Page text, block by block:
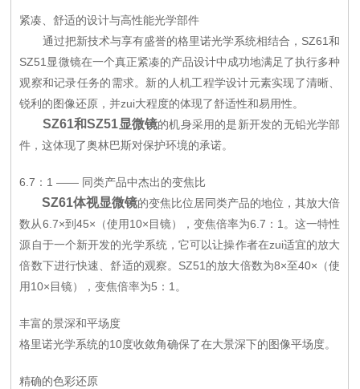
紧凑、舒适的设计与高性能光学部件
通过把新技术与享有盛誉的格里诺光学系统相结合，SZ61和
SZ51显微镜在一个真正紧凑的产品设计中成功地满足了执行多种
观察和记录任务的需求。新的人机工程学设计元素实现了清晰、
锐利的图像还原，并zui大程度的体现了舒适性和易用性。
SZ61和SZ51显微镜的机身采用的是新开发的无铅光学部
件，这体现了奥林巴斯对保护环境的承诺。
6.7：1 —— 同类产品中杰出的变焦比
SZ61体视显微镜的变焦比位居同类产品的地位，其放大倍
数从6.7×到45×（使用10×目镜），变焦倍率为6.7：1。这一特性
源自于一个新开发的光学系统，它可以让操作者在zui适宜的放大
倍数下进行快速、舒适的观察。SZ51的放大倍数为8×至40×（使
用10×目镜），变焦倍率为5：1。
丰富的景深和平场度
格里诺光学系统的10度收敛角确保了在大景深下的图像平场度。
精确的色彩还原